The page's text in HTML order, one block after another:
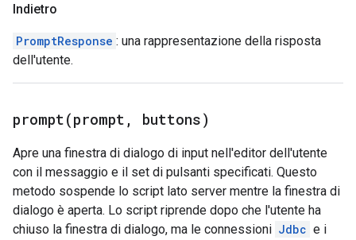
Indietro
PromptResponse : una rappresentazione della risposta
dell'utente.
prompt(prompt , buttons)
Apre una finestra di dialogo di input nell'editor dell'utente
con il messaggio e il set di pulsanti specificati. Questo
metodo sospende lo script lato server mentre la finestra di
dialogo è aperta. Lo script riprende dopo che l'utente ha
chiuso la finestra di dialogo, ma le connessioni Jdbc e i